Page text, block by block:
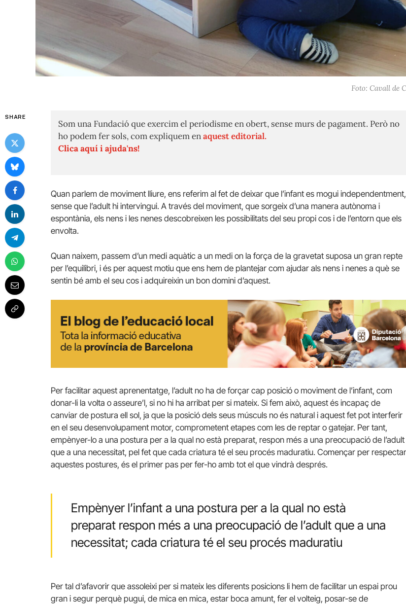
Foto: Cavall de
SHARE
Som una Fundació que exercim el periodisme en obert, sense murs de pagament. Però no
ho podem fer sols, com expliquem enaquest editorial.
Clica aquí i ajuda'ns!
Quan parlem de moviment lliure, ens referim al fet de deixar que l’infant es mogui independentment,
sense que l’adult hi intervingui. A través del moviment, que sorgeix d’una manera autònoma i
espontània, els nens i les nenes descobreixen les possibilitats del seu propi cos i de l’entorn que els
envolta.
Quan naixem, passem d’un medi aquàtic a un medi on la força de la gravetat suposa un gran repte
per l’equilibri, i és per aquest motiu que ens hem de plantejar com ajudar als nens i nenes a què se
sentin bé amb el seu cos i adquireixin un bon domini d’aquest.
Per facilitar aquest aprenentatge, l’adult no ha de forçar cap posició o moviment de l’infant, com
donar-li la volta o asseure’l, si no hi ha arribat per si mateix. Si fem això, aquest és incapaç de
canviar de postura ell sol, ja que la posició dels seus músculs no és natural i aquest fet pot interferir
en el seu desenvolupament motor, comprometent etapes com les de reptar o gatejar. Per tant,
empènyer-lo a una postura per a la qual no està preparat, respon més a una preocupació de l’adult
que a una necessitat, pel fet que cada criatura té el seu procés maduratiu. Començar per respectar
aquestes postures, és el primer pas per fer-ho amb tot el que vindrà després.
Empènyer l’infant a una postura per a la qual no està
preparat respon més a una preocupació de l’adult que a una
necessitat; cada criatura té el seu procés maduratiu
Per tal d’afavorir que assoleixi per si mateix les diferents posicions li hem de facilitar un espai prou
gran i segur perquè pugui, de mica en mica, estar boca amunt, fer el volteig, posar-se de